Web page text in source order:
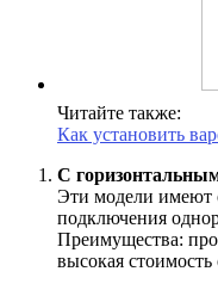
Читайте также:
Как установить
С
Эти модели имеют
подключения
Преимущества:
высокая